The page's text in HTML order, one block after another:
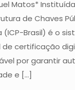
Matos*
de Chaves
(ICP-Brasil) é o
de certificação
por garantir
e […]